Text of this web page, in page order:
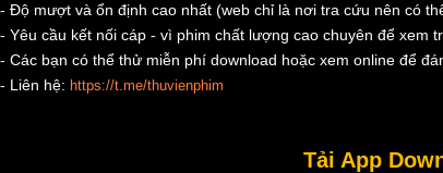
- Độ mượt và ổn định cao nhất (web chỉ là nơi tra cứu nên có
- Yêu cầu kết nối cáp - vì phim chất lượng cao chuyên để xem
- Các bạn có thể thử miễn phí download hoặc xem online để
- Liên hệ: https://t.me/thuvienphim
Tải App